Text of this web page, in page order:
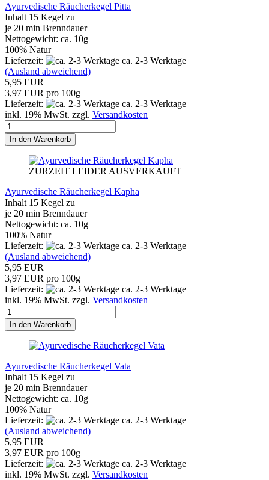
Ayurvedische Räucherkegel Pitta
Inhalt 15 Kegel zu
je 20 min Brenndauer
Nettogewicht: ca. 10g
100% Natur
Lieferzeit:
ca. 2-3 Werktage
(Ausland abweichend)
5,95 EUR
3,97 EUR pro 100g
Lieferzeit:
ca. 2-3 Werktage
inkl. 19% MwSt. zzgl. Versandkosten
In den Warenkorb
ZURZEIT LEIDER AUSVERKAUFT
Ayurvedische Räucherkegel Kapha
Inhalt 15 Kegel zu
je 20 min Brenndauer
Nettogewicht: ca. 10g
100% Natur
Lieferzeit:
ca. 2-3 Werktage
(Ausland abweichend)
5,95 EUR
3,97 EUR pro 100g
Lieferzeit:
ca. 2-3 Werktage
inkl. 19% MwSt. zzgl. Versandkosten
In den Warenkorb
Ayurvedische Räucherkegel Vata
Inhalt 15 Kegel zu
je 20 min Brenndauer
Nettogewicht: ca. 10g
100% Natur
Lieferzeit:
ca. 2-3 Werktage
(Ausland abweichend)
5,95 EUR
3,97 EUR pro 100g
Lieferzeit:
ca. 2-3 Werktage
inkl. 19% MwSt. zzgl. Versandkosten